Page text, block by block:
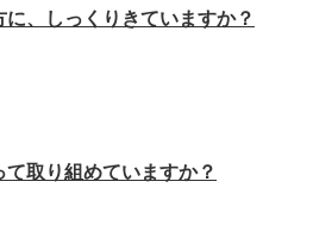
、しっくりきていますか？
取り組めていますか？